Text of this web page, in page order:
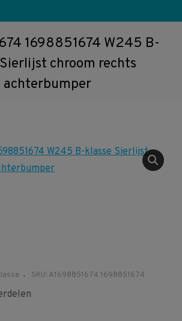
1698851674 W245 B-
chroom rechts
achterbumper
SKU:A1698851674 1698851674